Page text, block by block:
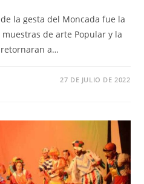
la gesta del Moncada fue la
de arte Popular y la
a…
27 DE JULIO DE 2022